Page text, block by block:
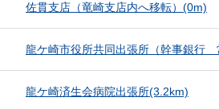
佐貫支店（竜崎支店内へ移転） (0m)
龍ケ崎市役所共同出張所（幹事銀行
龍ケ崎済生会病院出張所(3.2km)